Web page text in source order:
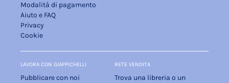
Modalità di pagamento
Aiuto e FAQ
Privacy
Cookie
LAVORA CON GIAPPICHELLI
Pubblicare con noi
RETE VENDITA
Trova una libreria o un